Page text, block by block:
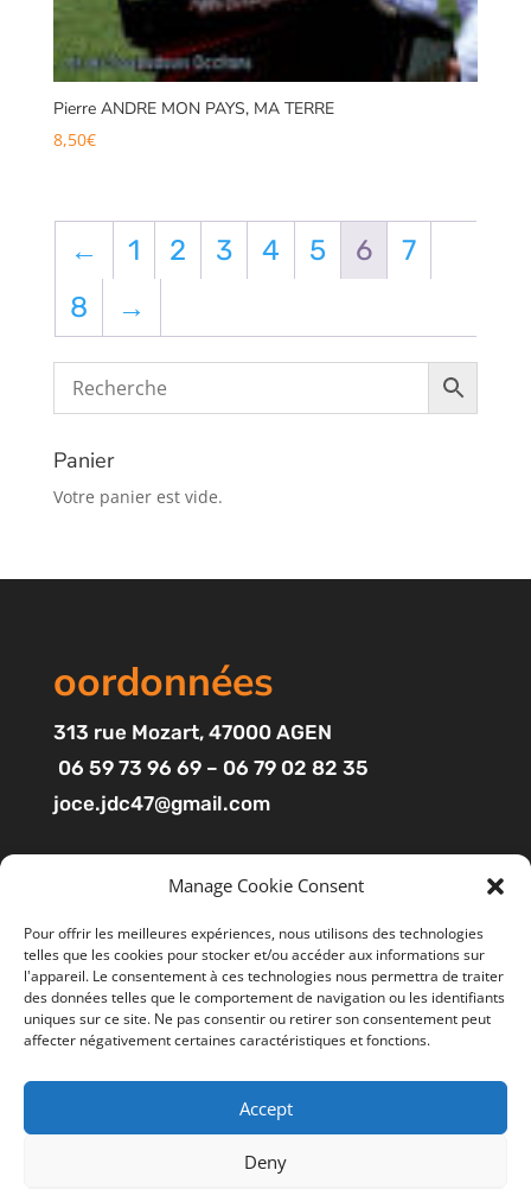
Manage Cookie Consent
Pour offrir les meilleures expériences, nous utilisons des technologies
telles que les cookies pour stocker et/ou accéder aux informations sur
l'appareil. Le consentement à ces technologies nous permettra de traiter
des données telles que le comportement de navigation ou les identifiants
uniques sur ce site. Ne pas consentir ou retirer son consentement peut
affecter négativement certaines caractéristiques et fonctions.
Accept
Deny
Pierre ANDRE MON PAYS, MA TERRE
8,50€
← 1 2 3 4 5 6
7
8
→
Panier
Votre panier est vide.
oordonnées
313 rue Mozart, 47000 AGEN
06 59 73 96 69 – 06 79 02 82 35
joce.jdc47@gmail.com
Boutique
Mon compte
Contact
Liens utiles
Ce site utilise des cookies pour améliorer votre
expérience. En cliquant sur “ACCEPTER”, vous consentez à
l'utilisation de tous les cookies. Vous pouvez suivre le lien